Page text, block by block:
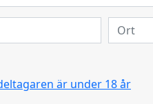
är under 18 år